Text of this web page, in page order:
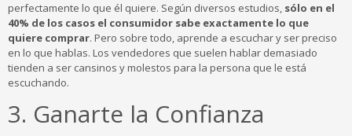
perfectamente lo que él quiere. Según diversos estudios, sólo en el
40% de los casos el consumidor sabe exactamente lo que
quiere comprar. Pero sobre todo, aprende a escuchar y ser preciso
en lo que hablas. Los vendedores que suelen hablar demasiado
tienden a ser cansinos y molestos para la persona que le está
escuchando.
3. Ganarte la Confianza